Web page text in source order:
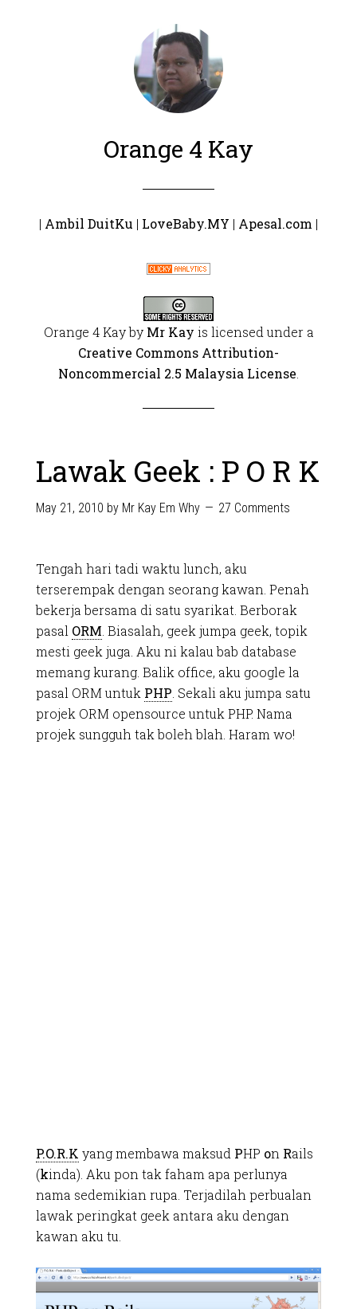
Orange 4 Kay
| Ambil DuitKu | LoveBaby.MY | Apesal.com |
Orange 4 Kayby Mr Kay is licensed under a
Creative Commons Attribution-
Noncommercial 2.5 Malaysia License
Lawak Geek : P O R K
May 21, 2010 by Mr Kay Em Why 27 Comments
Tengah hari tadi waktu lunch, aku
terserempak dengan seorang kawan. Penah
bekerja bersama di satu syarikat. Berborak
pasal ORM . Biasalah, geek jumpa geek, topik
mesti geek juga. Aku ni kalau bab database
memang kurang. Balik office, aku google la
pasal ORM untuk PHP . Sekali aku jumpa satu
projek ORM opensource untuk PHP. Nama
projek sungguh tak boleh blah. Haram wo!
P.O.R.K yang membawa maksud PHP on Rails
(kinda). Aku pon tak faham apa perlunya
nama sedemikian rupa. Terjadilah perbualan
lawak peringkat geek antara aku dengan
kawan aku tu.